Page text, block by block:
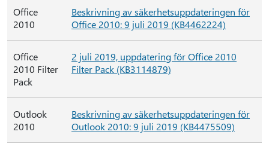
Office
2010
Beskrivning av säkerhetsuppdateringen för
Office 2010: 9 juli 2019 (KB4462224)
Office
2010 Filter
Pack
2 juli 2019, uppdatering för Office 2010
Filter Pack (KB3114879)
Outlook
2010
Beskrivning av säkerhetsuppdateringen för
Outlook 2010: 9 juli 2019 (KB4475509)